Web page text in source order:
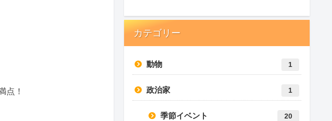
点！
カテゴリー
動物 1
政治家 1
季節イベント 20